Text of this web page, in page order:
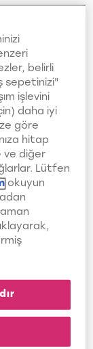
siz
çok
çok
belirli
sepetinizi"
işlevini
daha iyi
göre
hitap
ve diğer
Lütfen
okuyun